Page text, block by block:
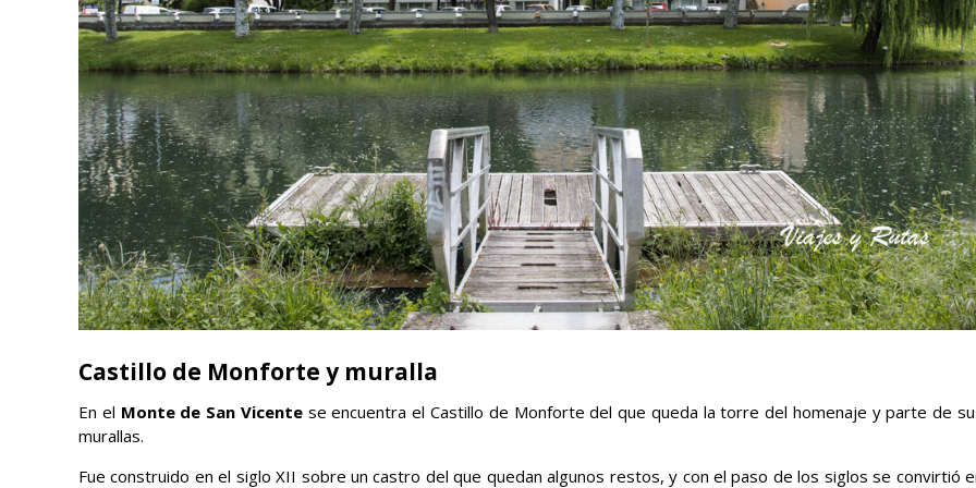
Castillo de Monforte y muralla
En el Monte de San Vicentese encuentra el Castillo de Monforte del que queda la torre del homenaje y parte de
murallas.
Fue construido en el siglo XII sobre un castro del que quedan algunos restos, y con el paso de los siglos se convirtió